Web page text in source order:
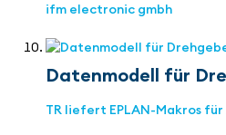
ifm electronic gmbh
Datenmodell für
TR liefert EPLAN-Makros